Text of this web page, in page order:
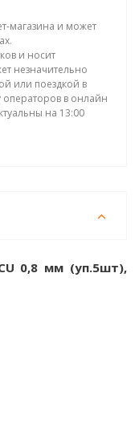
магазина и может
и носит
незначительно
или поездкой в
в онлайн
на 13:00
0,8 мм (уп.5шт),